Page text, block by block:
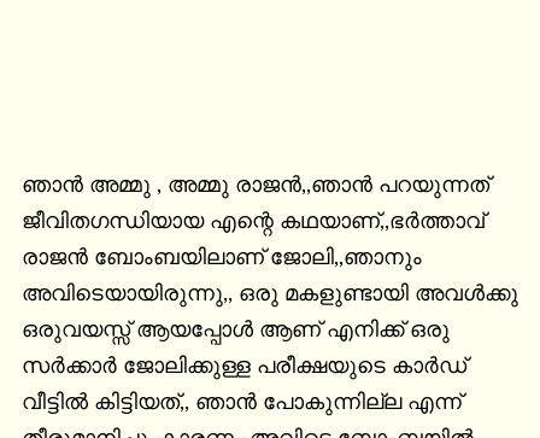
ഞാന്‍ അമ്മു , അമ്മു രാജന്‍,,ഞാന്‍ പറയുന്നത്
ജീവിതഗന്ധിയായ എന്റെ കഥയാണ്‌,,ഭര്‍ത്താവ്
രാജന്‍ ബോംബയിലാണ് ജോലി,,ഞാനും
അവിടെയായിരുന്നു,, ഒരു മകളുണ്ടായി അവള്‍ക്കു
ഒരുവയസ്സ് ആയപ്പോള്‍ ആണ് എനിക്ക് ഒരു
സര്‍ക്കാര്‍ ജോലിക്കുള്ള പരീക്ഷയുടെ കാര്‍ഡ്
വീട്ടില്‍ കിട്ടിയത്,, ഞാന്‍ പോകുന്നില്ല എന്ന്